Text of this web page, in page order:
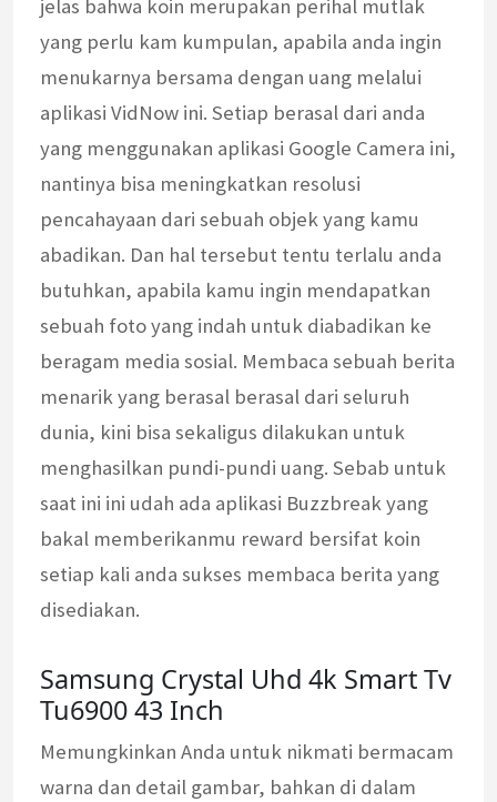
jelas bahwa koin merupakan perihal mutlak
yang perlu kam kumpulan, apabila anda ingin
menukarnya bersama dengan uang melalui
aplikasi VidNow ini. Setiap berasal dari anda
yang menggunakan aplikasi Google Camera ini,
nantinya bisa meningkatkan resolusi
pencahayaan dari sebuah objek yang kamu
abadikan. Dan hal tersebut tentu terlalu anda
butuhkan, apabila kamu ingin mendapatkan
sebuah foto yang indah untuk diabadikan ke
beragam media sosial. Membaca sebuah berita
menarik yang berasal berasal dari seluruh
dunia, kini bisa sekaligus dilakukan untuk
menghasilkan pundi-pundi uang. Sebab untuk
saat ini ini udah ada aplikasi Buzzbreak yang
bakal memberikanmu reward bersifat koin
setiap kali anda sukses membaca berita yang
disediakan.
Samsung Crystal Uhd 4k Smart Tv
Tu6900 43 Inch
Memungkinkan Anda untuk nikmati bermacam
warna dan detail gambar, bahkan di dalam